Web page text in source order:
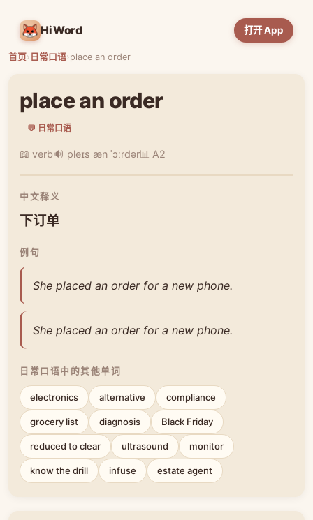
HiWord 打开 App
首页› 日常口语›place an order
place an order
💬 日常口语
📖 verb🔊 pleɪs æn ˈɔːrdər📊 A2
中文释义
下订单
例句
She placed an order for a new phone.
She placed an order for a new phone.
日常口语中的其他单词
electronics alternative compliance
grocery list diagnosis Black Friday
reduced to clear ultrasound monitor
know the drill infuse estate agent